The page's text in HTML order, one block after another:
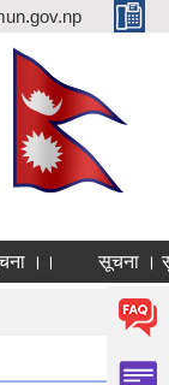
।। सूचना ।